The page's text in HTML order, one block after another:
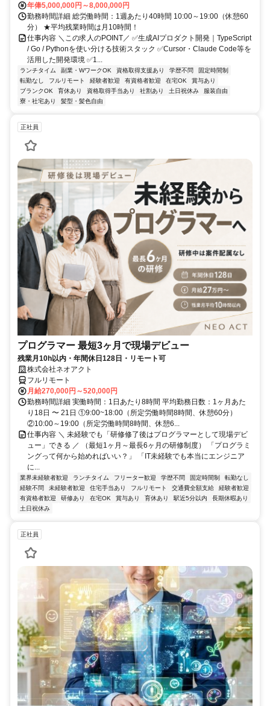
年俸5,000,000円～8,000,000円
勤務時間詳細 総労働時間：1週あたり40時間 10:00～19:00（休憩60
分） ★平均残業時間は月10時間！
仕事内容 ＼この求人のPOINT／ ✅生成AIプロダクト開発｜TypeScript
/ Go / Pythonを使い分ける技術スタック ✅Cursor・Claude Code等を
活用した開発環境 ✅1...
ランチタイム 副業・WワークOK 資格取得支援あり 学歴不問
固定時間制
転勤なし
フルリモート 経験者歓迎 有資格者歓迎 在宅OK
賞与あり
ブランクOK
育休あり 資格取得手当あり 社割あり 土日祝休み
服装自由
寮・社宅あり
髪型・髪色自由
正社員
プログラマー 最短3ヶ月で現場デビュー
残業月10h以内・年間休日128日・リモート可
株式会社ネオアクト
フルリモート
月給270,000円～520,000円
勤務時間詳細 実働時間：1日あたり8時間 平均勤務日数：1ヶ月あた
り18日 〜 21日 ①9:00~18:00（所定労働時間8時間、休憩60分）
②10:00～19:00（所定労働時間8時間、休憩6...
仕事内容 ＼ 未経験でも「研修修了後はプログラマーとして現場デビ
ュー」できる ／ （最短1ヶ月～最長6ヶ月の研修制度） 「プログラミ
ングって何から始めればいい？」 「IT未経験でも本当にエンジニア
に...
業界未経験者歓迎 ランチタイム フリーター歓迎 学歴不問 固定時間制
転勤なし
経験不問
未経験者歓迎 住宅手当あり フルリモート 交通費全額支給
経験者歓迎
有資格者歓迎
研修あり 在宅OK 賞与あり 育休あり 駅近5分以内
長期休暇あり
土日祝休み
正社員